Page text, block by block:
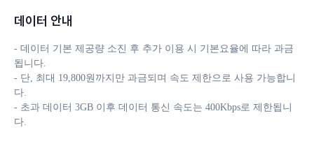
데이터 안내
- 데이터 기본 제공량 소진 후 추가 이용 시 기본요율에 따라 과금
됩니다.
- 단, 최대 19,800원까지만 과금되며 속도 제한으로 사용 가능합니
다.
- 초과 데이터 3GB 이후 데이터 통신 속도는 400Kbps로 제한됩니
다.